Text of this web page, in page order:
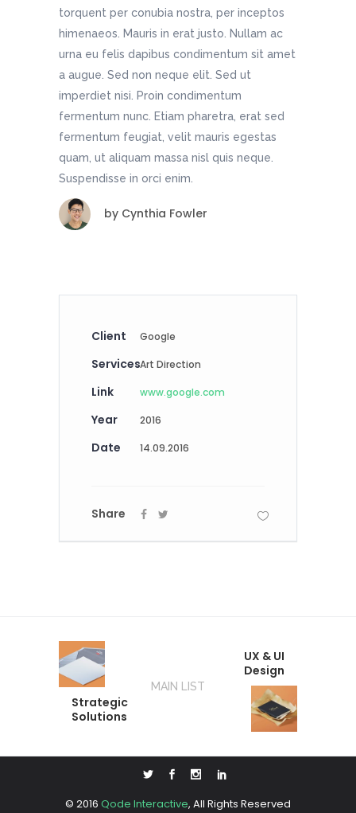
torquent per conubia nostra, per inceptos
himenaeos. Mauris in erat justo. Nullam ac
urna eu felis dapibus condimentum sit amet
a augue. Sed non neque elit. Sed ut
imperdiet nisi. Proin condimentum
fermentum nunc. Etiam pharetra, erat sed
fermentum feugiat, velit mauris egestas
quam, ut aliquam massa nisl quis neque.
Suspendisse in orci enim.
by Cynthia Fowler
Client Google
ServicesArt Direction
Link www.google.com
Year 2016
Date 14.09.2016
Share
Strategic
Solutions
MAIN LIST
UX & UI
Design
© 2016 Qode Interactive, All Rights Reserved